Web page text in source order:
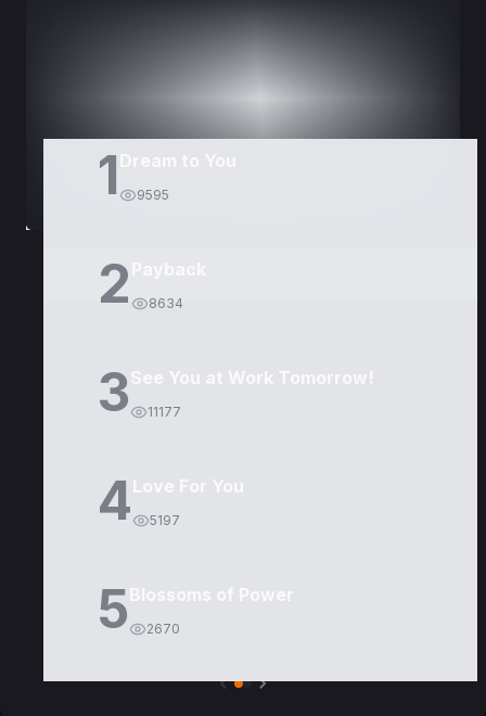
1 9595
2 8634
3See You at Work Tomorrow!
11177
4Love For You
5197
5Blossoms of Power
2670